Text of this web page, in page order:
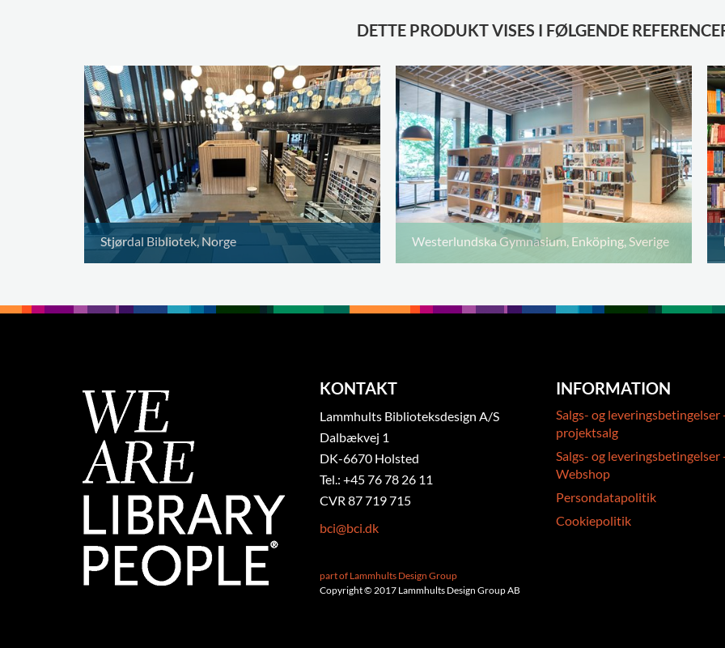
DETTE PRODUKT VISES I FØLGENDE
Stjørdal Bibliotek, Norge Westerlundska Gymnasium, Enköping, Sverige
KONTAKT
Lammhults Biblioteksdesign A/S
Dalbækvej 1
DK-6670 Holsted
Tel.: +45 76 78 26 11
CVR 87 719 715
bci@bci.dk
part of Lammhults Design Group
Copyright © 2017 Lammhults Design Group AB
INFORMATION
Salgs- og leveringsbetingelser
projektsalg
Salgs- og leveringsbetingelser
Webshop
Persondatapolitik
Cookiepolitik